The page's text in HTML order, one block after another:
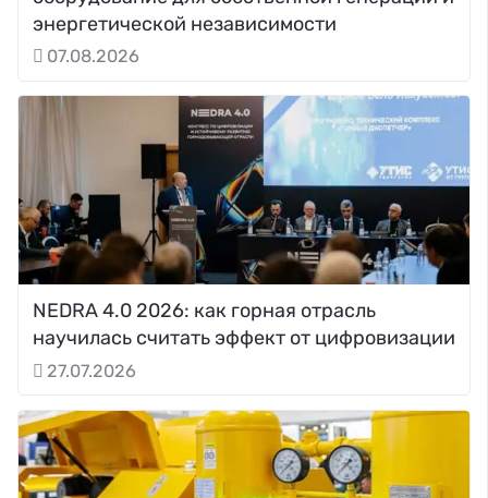
энергетической независимости
07.08.2026
NEDRA 4.0 2026: как горная отрасль
научилась считать эффект от цифровизации
27.07.2026